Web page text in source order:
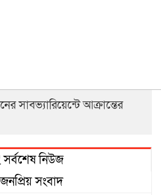
সাবভ্যারিয়েন্টে আক্রান্তের
সর্বশেষ নিউজ
সংবাদ